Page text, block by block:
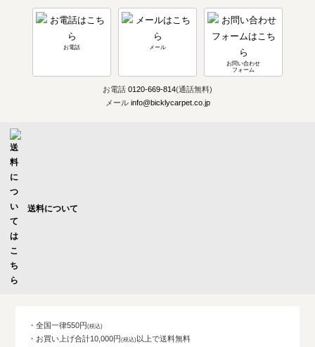
お電話 メール
お問い合わせ
フォーム
お電話 0120-669-814(通話無料)
メール info@bicklycarpet.co.jp
送料について
・全国一律550円
・お買い上げ合計10,000円
以上で送料無料